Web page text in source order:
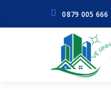
0879 005 666